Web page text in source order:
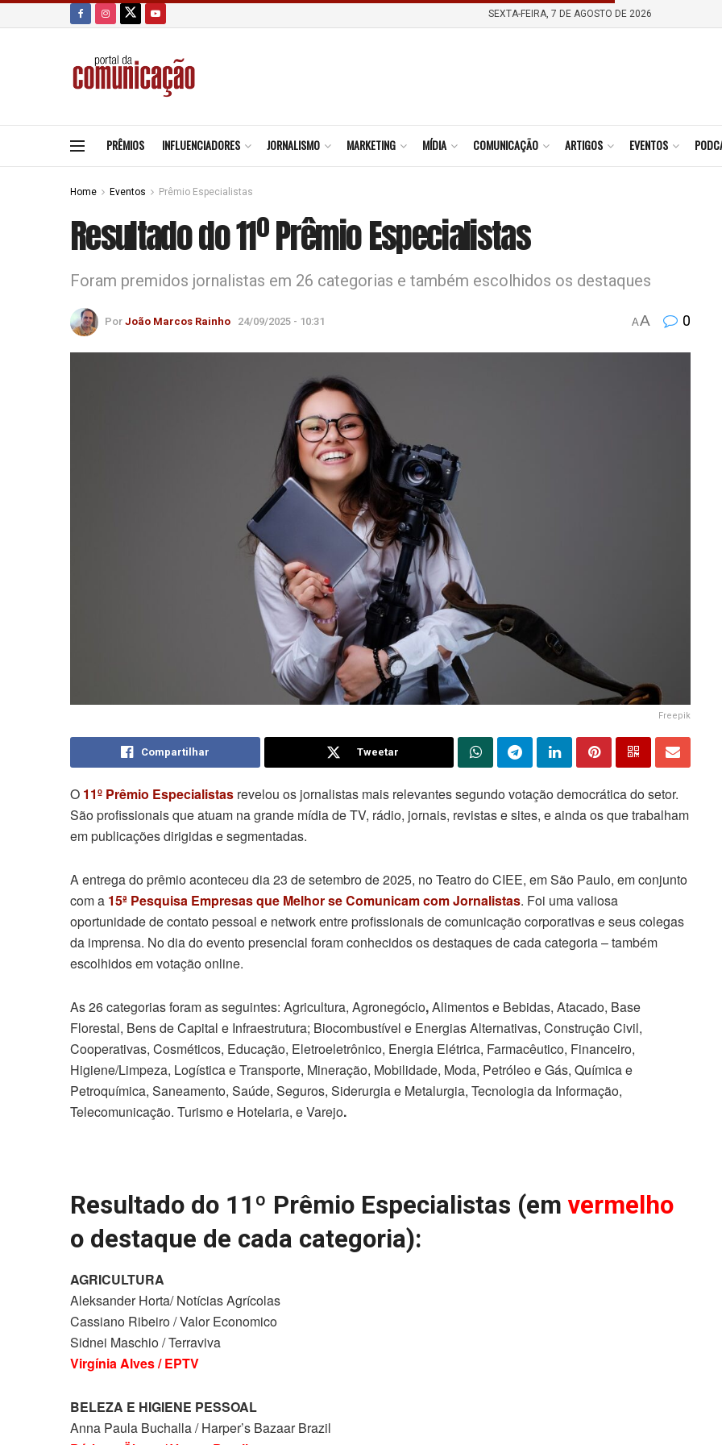
SEXTA-FEIRA, 7 DE AGOSTO DE 2026
PRÊMIOS INFLUENCIADORES JORNALISMO MARKETING MÍDIA COMUNICAÇÃO ARTIGOS EVENTOS
Home Eventos Prêmio Especialistas
Resultado do 11º Prêmio Especialistas
Foram premidos jornalistas em 26 categorias e também escolhidos os destaques
Por João Marcos Rainho 24/09/2025 - 10:31 AA 0
Freepik
Compartilhar Tweetar
O 11º Prêmio Especialistas revelou os jornalistas mais relevantes segundo votação democrática do setor.
São profissionais que atuam na grande mídia de TV, rádio, jornais, revistas e sites, e ainda os que trabalham
em publicações dirigidas e segmentadas.
A entrega do prêmio aconteceu dia 23 de setembro de 2025, no Teatro do CIEE, em São Paulo, em conjunto
com a 15ª Pesquisa Empresas que Melhor se Comunicam com Jornalistas. Foi uma valiosa
oportunidade de contato pessoal e network entre profissionais de comunicação corporativas e seus colegas
da imprensa. No dia do evento presencial foram conhecidos os destaques de cada categoria – também
escolhidos em votação online.
As 26 categorias foram as seguintes: Agricultura, Agronegócio,Alimentos e Bebidas, Atacado, Base
Florestal, Bens de Capital e Infraestrutura; Biocombustível e Energias Alternativas, Construção Civil,
Cooperativas, Cosméticos, Educação, Eletroeletrônico, Energia Elétrica, Farmacêutico, Financeiro,
Higiene/Limpeza, Logística e Transporte, Mineração, Mobilidade, Moda, Petróleo e Gás, Química e
Petroquímica, Saneamento, Saúde, Seguros, Siderurgia e Metalurgia, Tecnologia da Informação,
Telecomunicação. Turismo e Hotelaria, e Varejo.
Resultado do 11º Prêmio Especialistas (emvermelho
o destaque de cada categoria):
AGRICULTURA
Aleksander Horta/ Notícias Agrícolas
Cassiano Ribeiro / Valor Economico
Sidnei Maschio / Terraviva
Virgínia Alves / EPTV
BELEZA E HIGIENE PESSOAL
Anna Paula Buchalla / Harper’s Bazaar Brazil